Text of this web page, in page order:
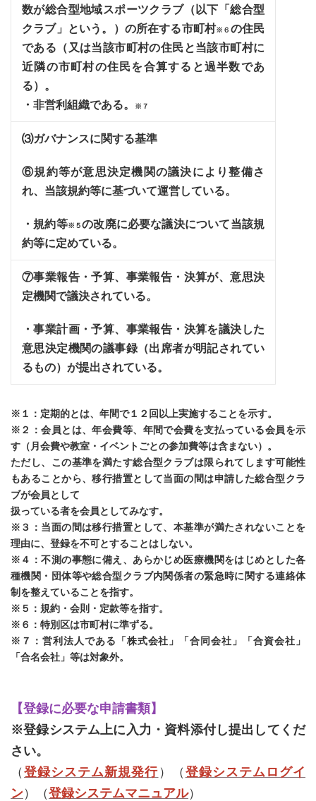
数が総合型地域スポーツクラブ（以下「総合型
クラブ」という。）の所在する市町村※６ の住民
である（又は当該市町村の住民と当該市町村に
近隣の市町村の住民を合算すると過半数であ
る）。
・非営利組織である。
※７
⑶ガバナンスに関する基準
⑥規約等が意思決定機関の議決により整備さ
れ、当該規約等に基づいて運営している。
・規約等※５の改廃に必要な議決について当該規
約等に定めている。
⑦事業報告・予算、事業報告・決算が、意思決
定機関で議決されている。
・事業計画・予算、事業報告・決算を議決した
意思決定機関の議事録（出席者が明記されてい
るもの）が提出されている。
※１：定期的とは、年間で１２回以上実施することを示す。
※２：会員とは、年会費等、年間で会費を支払っている会員を示
す（月会費や教室・イベントごとの参加費等は含まない）。
ただし、この基準を満たす総合型クラブは限られてします可能性
もあることから、移行措置として当面の間は申請した総合型クラ
ブが会員として
扱っている者を会員としてみなす。
※３：当面の間は移行措置として、本基準が満たされないことを
理由に、登録を不可とすることはしない。
※４：不測の事態に備え、あらかじめ医療機関をはじめとした各
種機関・団体等や総合型クラブ内関係者の緊急時に関する連絡体
制を整えていることを指す。
※５：規約・会則・定款等を指す。
※６：特別区は市町村に準ずる。
※７：営利法人である「株式会社」「合同会社」「合資会社」
「合名会社」等は対象外。
【登録に必要な申請書類】
※登録システム上に入力・資料添付し提出してくだ
さい。
（登録システム新規発行 ）（ 登録システムログイ
ン）（登録システムマニュアル）